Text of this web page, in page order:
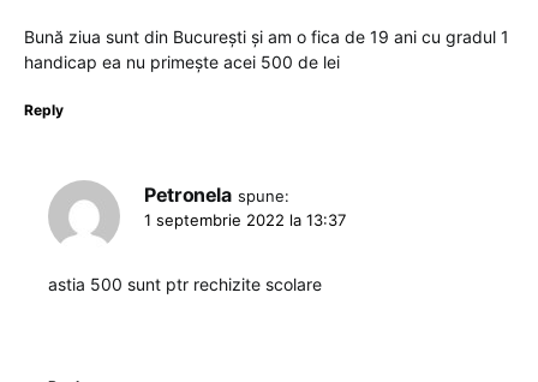
Bună ziua sunt din București și am o fica de 19 ani cu gradul 1
handicap ea nu primește acei 500 de lei
Reply
Petronela spune:
1 septembrie 2022 la 13:37
astia 500 sunt ptr rechizite scolare